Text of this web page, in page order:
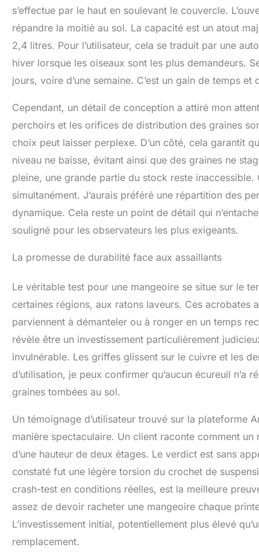
s’effectue par le haut en soulevant le couvercle.
répandre la moitié au sol. La capacité est un atout
2,4 litres. Pour l’utilisateur, cela se traduit par une
hiver lorsque les oiseaux sont les plus demandeurs.
jours, voire d’une semaine. C’est un gain de temps
Cependant, un détail de conception a attiré mon
perchoirs et les orifices de distribution des graines
choix peut laisser perplexe. D’un côté, cela garantit
niveau ne baisse, évitant ainsi que des graines ne
pleine, une grande partie du stock reste
simultanément. J’aurais préféré une répartition des
dynamique. Cela reste un point de détail qui
souligné pour les observateurs les plus exigeants.
La promesse de durabilité face aux assaillants
Le véritable test pour une mangeoire se situe sur le
certaines régions, aux ratons laveurs. Ces acrobates
parviennent à démanteler ou à ronger en un temps
révèle être un investissement particulièrement
invulnérable. Les griffes glissent sur le cuivre et les
d’utilisation, je peux confirmer qu’aucun écureuil n’a
graines tombées au sol.
Un témoignage d’utilisateur trouvé sur la plateforme
manière spectaculaire. Un client raconte comment
d’une hauteur de deux étages. Le verdict est sans
constaté fut une légère torsion du crochet de
crash-test en conditions réelles, est la meilleure
assez de devoir racheter une mangeoire chaque
L’investissement initial, potentiellement plus élevé
remplacement.